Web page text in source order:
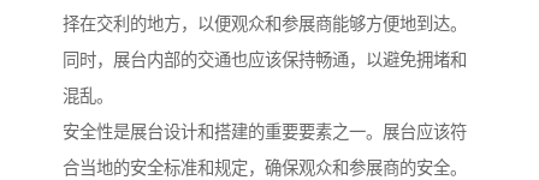
择在交利的地方，以便观众和参展商能够方便地到达。
同时，展台内部的交通也应该保持畅通，以避免拥堵和
混乱。
安全性是展台设计和搭建的重要要素之一。展台应该符
合当地的安全标准和规定，确保观众和参展商的安全。